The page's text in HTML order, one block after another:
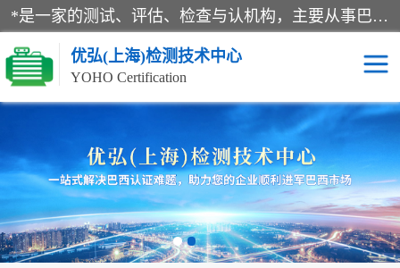
*是一家的测试、评估、检查与认机构，主要从事巴西NR10认证、NR12认证、NR13认证；ANATEL认证、INMTRO认证，欧盟CE认证：MD认证，PED认证，MID认证，ATEX认证，德国蓝色天使认证。
优弘(上海)检测技术中心
YOHO Certification
RECYCLASS认证 NR10认证
NR12认证 NR13认证
ART认证 巴西NR认证